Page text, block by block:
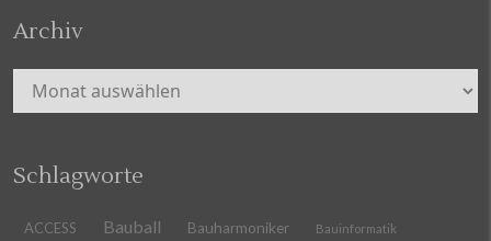
Archiv
Archiv
Schlagworte
ACCESS Bauball Bauharmoniker Bauinformatik